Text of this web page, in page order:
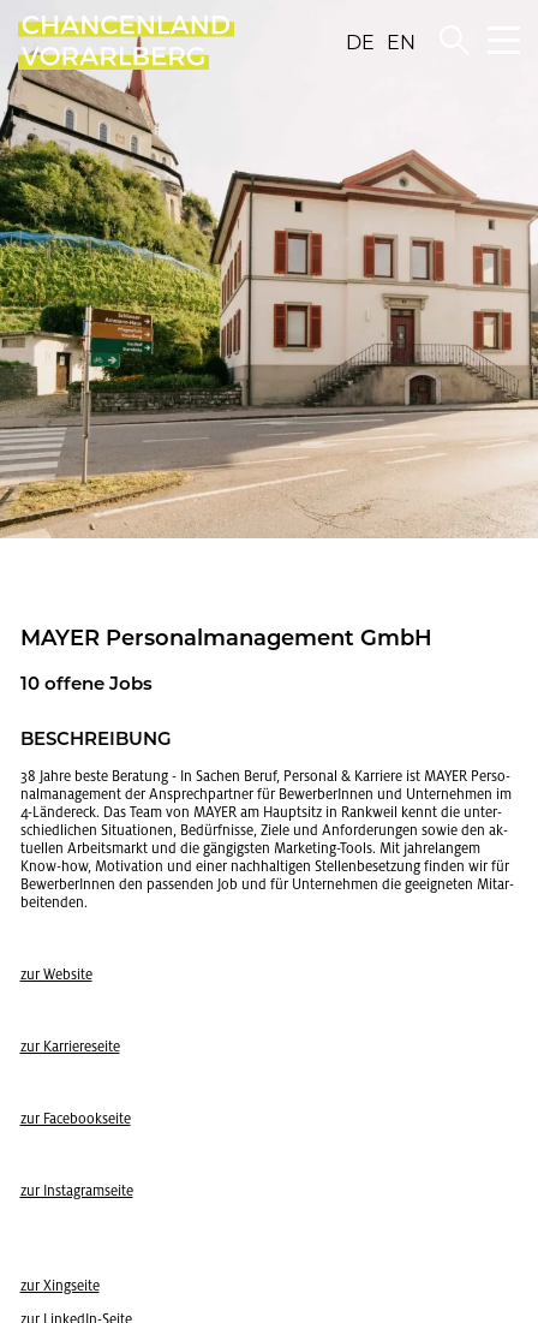
DE EN
MAYER Per­so­nal­ma­nage­ment GmbH
10 of­fe­ne Jobs
BE­SCHREI­BUNG
38 Jahre beste Be­ra­tung - In Sa­chen Beruf, Per­so­nal & Kar­rie­re ist MAYER Per­so­
nal­ma­nage­ment der An­sprech­part­ner für Be­wer­be­rIn­nen und Un­ter­neh­men im
4-Län­der­eck. Das Team von MAYER am Haupt­sitz in Rank­weil kennt die un­ter­
schied­li­chen Si­tua­tio­nen, Be­dürf­nis­se, Ziele und An­for­de­run­gen sowie den ak­
tu­el­len Ar­beits­markt und die gän­gigs­ten Mar­ke­ting-Tools. Mit jah­re­lan­gem
Know-how, Mo­ti­va­ti­on und einer nach­hal­ti­gen Stel­len­be­set­zung fin­den wir für
Be­wer­be­rIn­nen den pas­sen­den Job und für Un­ter­neh­men die ge­eig­ne­ten Mit­ar­
bei­ten­den.
zur Web­site
zur Kar­rie­re­sei­te
zur Face­book­sei­te
zur In­sta­gram­sei­te
zur Xing­sei­te
zur Lin­kedIn-Seite